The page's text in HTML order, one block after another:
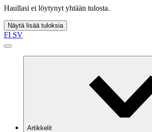
Haullasi ei löytynyt yhtään tulosta.
Näytä lisää tuloksia
FI SV
Artikkelit